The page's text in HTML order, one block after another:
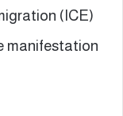
(ICE)
manifestation